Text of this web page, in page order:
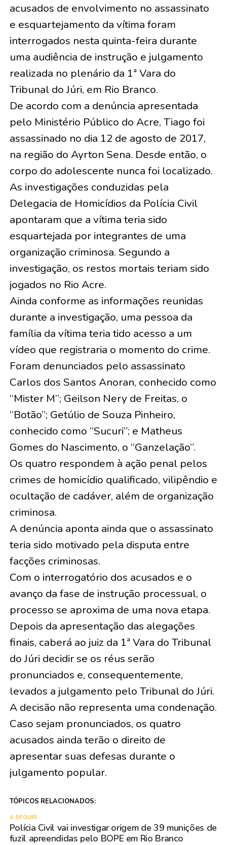
acusados de envolvimento no assassinato
e esquartejamento da vítima foram
interrogados nesta quinta-feira durante
uma audiência de instrução e julgamento
realizada no plenário da 1ª Vara do
Tribunal do Júri, em Rio Branco.
De acordo com a denúncia apresentada
pelo Ministério Público do Acre, Tiago foi
assassinado no dia 12 de agosto de 2017,
na região do Ayrton Sena. Desde então, o
corpo do adolescente nunca foi localizado.
As investigações conduzidas pela
Delegacia de Homicídios da Polícia Civil
apontaram que a vítima teria sido
esquartejada por integrantes de uma
organização criminosa. Segundo a
investigação, os restos mortais teriam sido
jogados no Rio Acre.
Ainda conforme as informações reunidas
durante a investigação, uma pessoa da
família da vítima teria tido acesso a um
vídeo que registraria o momento do crime.
Foram denunciados pelo assassinato
Carlos dos Santos Anoran, conhecido como
“Mister M”; Geilson Nery de Freitas, o
“Botão”; Getúlio de Souza Pinheiro,
conhecido como “Sucuri”; e Matheus
Gomes do Nascimento, o “Ganzelação”.
Os quatro respondem à ação penal pelos
crimes de homicídio qualificado, vilipêndio e
ocultação de cadáver, além de organização
criminosa.
A denúncia aponta ainda que o assassinato
teria sido motivado pela disputa entre
facções criminosas.
Com o interrogatório dos acusados e o
avanço da fase de instrução processual, o
processo se aproxima de uma nova etapa.
Depois da apresentação das alegações
finais, caberá ao juiz da 1ª Vara do Tribunal
do Júri decidir se os réus serão
pronunciados e, consequentemente,
levados a julgamento pelo Tribunal do Júri.
A decisão não representa uma condenação.
Caso sejam pronunciados, os quatro
acusados ainda terão o direito de
apresentar suas defesas durante o
julgamento popular.
TÓPICOS RELACIONADOS:
A SEGUIR
Polícia Civil vai investigar origem de 39 munições de
fuzil apreendidas pelo BOPE em Rio Branco